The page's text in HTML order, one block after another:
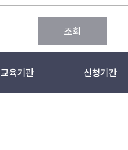
조회
교육기관 신청기간